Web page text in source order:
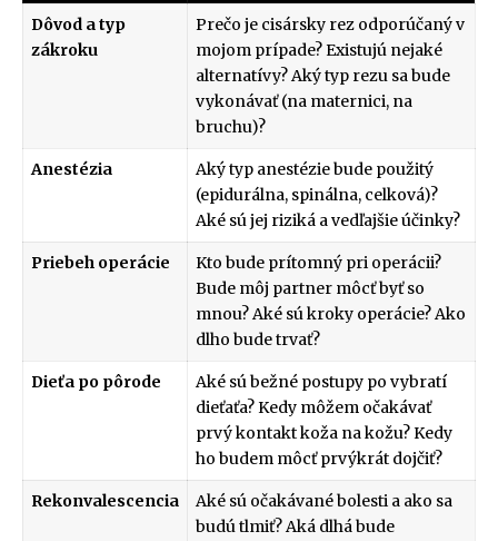
Dôvod a typ
zákroku
Prečo je cisársky rez odporúčaný v
mojom prípade? Existujú nejaké
alternatívy? Aký typ rezu sa bude
vykonávať (na maternici, na
bruchu)?
Anestézia
Aký typ anestézie bude použitý
(epidurálna, spinálna, celková)?
Aké sú jej riziká a vedľajšie účinky?
Priebeh operácie
Kto bude prítomný pri operácii?
Bude môj partner môcť byť so
mnou? Aké sú kroky operácie? Ako
dlho bude trvať?
Dieťa po pôrode
Aké sú bežné postupy po vybratí
dieťaťa? Kedy môžem očakávať
prvý kontakt koža na kožu? Kedy
ho budem môcť prvýkrát dojčiť?
Rekonvalescencia
Aké sú očakávané bolesti a ako sa
budú tlmiť? Aká dlhá bude